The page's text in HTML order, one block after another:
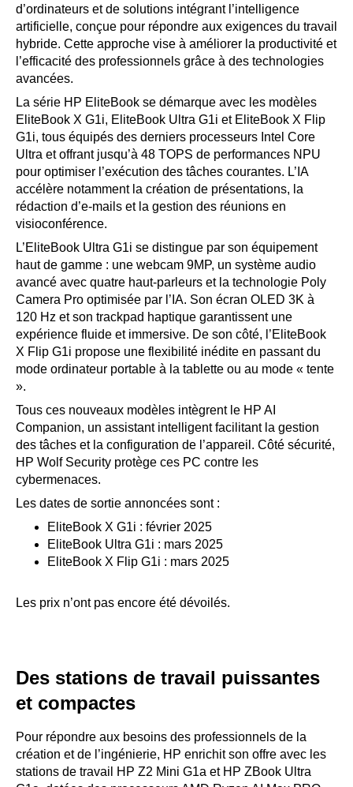
d’ordinateurs et de solutions intégrant l’intelligence
artificielle, conçue pour répondre aux exigences du travail
hybride. Cette approche vise à améliorer la productivité et
l’efficacité des professionnels grâce à des technologies
avancées.
La série HP EliteBook se démarque avec les modèles
EliteBook X G1i, EliteBook Ultra G1i et EliteBook X Flip
G1i, tous équipés des derniers processeurs Intel Core
Ultra et offrant jusqu’à 48 TOPS de performances NPU
pour optimiser l’exécution des tâches courantes. L’IA
accélère notamment la création de présentations, la
rédaction d’e-mails et la gestion des réunions en
visioconférence.
L’EliteBook Ultra G1i se distingue par son équipement
haut de gamme : une webcam 9MP, un système audio
avancé avec quatre haut-parleurs et la technologie Poly
Camera Pro optimisée par l’IA. Son écran OLED 3K à
120 Hz et son trackpad haptique garantissent une
expérience fluide et immersive. De son côté, l’EliteBook
X Flip G1i propose une flexibilité inédite en passant du
mode ordinateur portable à la tablette ou au mode « tente
».
Tous ces nouveaux modèles intègrent le HP AI
Companion, un assistant intelligent facilitant la gestion
des tâches et la configuration de l’appareil. Côté sécurité,
HP Wolf Security protège ces PC contre les
cybermenaces.
Les dates de sortie annoncées sont :
EliteBook X G1i : février 2025
EliteBook Ultra G1i : mars 2025
EliteBook X Flip G1i : mars 2025
Les prix n’ont pas encore été dévoilés.
Des stations de travail puissantes
et compactes
Pour répondre aux besoins des professionnels de la
création et de l’ingénierie, HP enrichit son offre avec les
stations de travail HP Z2 Mini G1a et HP ZBook Ultra